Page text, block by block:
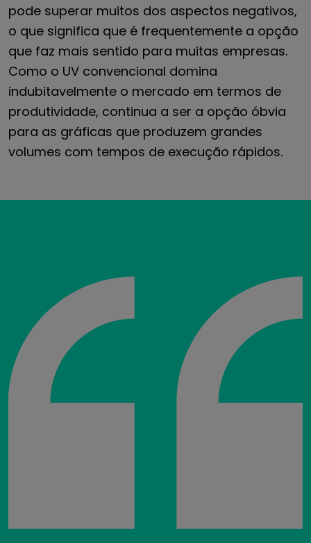
pode superar muitos dos aspectos negativos,
o que significa que é frequentemente a opção
que faz mais sentido para muitas empresas.
Como o UV convencional domina
indubitavelmente o mercado em termos de
produtividade, continua a ser a opção óbvia
para as gráficas que produzem grandes
volumes com tempos de execução rápidos.